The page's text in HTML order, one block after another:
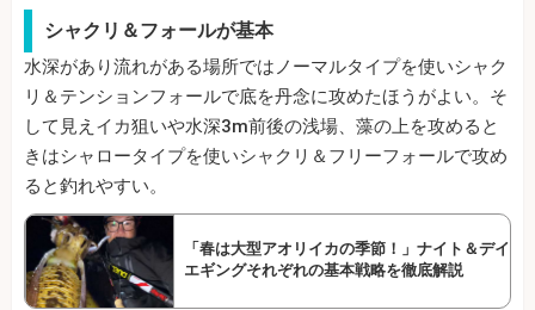
シャクリ＆フォールが基本
水深があり流れがある場所ではノーマルタイプを使いシャク
リ＆テンションフォールで底を丹念に攻めたほうがよい。そ
して見えイカ狙いや水深3m前後の浅場、藻の上を攻めると
きはシャロータイプを使いシャクリ＆フリーフォールで攻め
ると釣れやすい。
「春は大型アオリイカの季節！」ナイト＆デイ
エギングそれぞれの基本戦略を徹底解説